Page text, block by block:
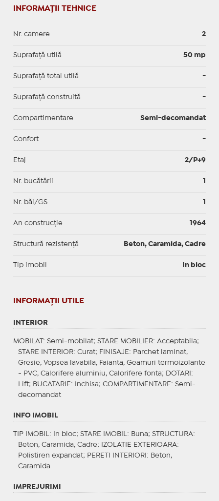
INFORMAȚII TEHNICE
Nr. camere 2
Suprafaţă utilă 50 mp
Suprafaţă total utilă -
Suprafaţă construită -
Compartimentare Semi-decomandat
Confort -
Etaj 2/P+9
Nr. bucătării 1
Nr. băi/GS 1
An construcție 1964
Structură rezistență Beton, Caramida, Cadre
Tip imobil In bloc
INFORMAŢII UTILE
INTERIOR
MOBILAT : Semi-mobilat; STARE MOBILIER: Acceptabila;
STARE INTERIOR: Curat; FINISAJE : Parchet laminat,
Gresie, Vopsea lavabila, Faianta, Geamuri termoizolante
- PVC, Calorifere aluminiu, Calorifere fonta;
DOTARI :
Lift; BUCATARIE : Inchisa; COMPARTIMENTARE : Semi-
decomandat
INFO IMOBIL
TIP IMOBIL : In bloc; STARE IMOBIL : Buna; STRUCTURA:
Beton, Caramida, Cadre;
IZOLATIE EXTERIOARA:
Polistiren expandat; PERETI INTERIORI : Beton,
Caramida
IMPREJURIMI